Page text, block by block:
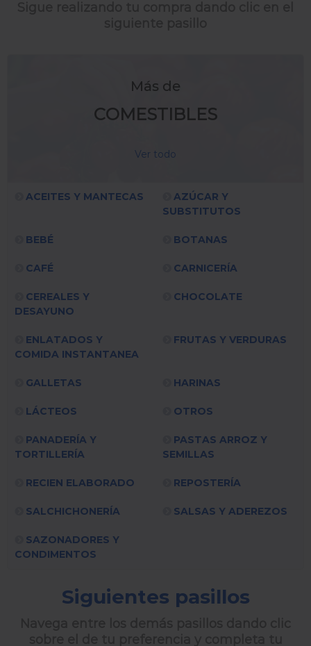
Más de
COMESTIBLES
Ver todo
ACEITES Y MANTECAS
AZÚCAR Y
SUBSTITUTOS
BEBÉ BOTANAS
CAFÉ CARNICERÍA
CEREALES Y
DESAYUNO
CHOCOLATE
ENLATADOS Y
COMIDA INSTANTANEA
FRUTAS Y VERDURAS
GALLETAS HARINAS
LÁCTEOS OTROS
PANADERÍA Y
TORTILLERÍA
PASTAS ARROZ Y
SEMILLAS
RECIEN ELABORADO REPOSTERÍA
SALCHICHONERÍA SALSAS Y ADEREZOS
SAZONADORES Y
CONDIMENTOS
Siguientes pasillos